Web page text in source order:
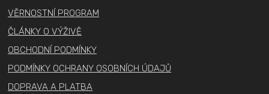
VĚRNOSTNÍ PROGRAM
ČLÁNKY O VÝŽIVĚ
OBCHODNÍ PODMÍNKY
PODMÍNKY OCHRANY OSOBNÍCH ÚDAJŮ
DOPRAVA A PLATBA